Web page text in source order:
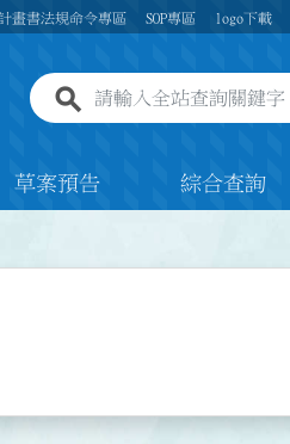
畫書法規命令專區 SOP專區 logo下載
全站查詢關鍵字欄位
草案預告 綜合查詢